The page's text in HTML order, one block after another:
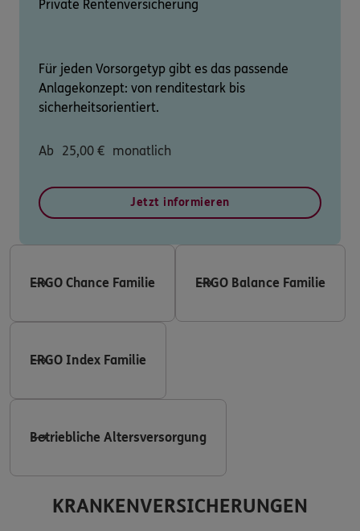
Private Rentenversicherung
Für jeden Vorsorgetyp gibt es das passende
Anlagekonzept: von renditestark bis
sicherheitsorientiert.
Ab 25,00 € monatlich
Jetzt informieren
ERGO Chance Familie ERGO Balance Familie
ERGO Index Familie
Betriebliche Altersversorgung
KRANKENVERSICHERUNGEN